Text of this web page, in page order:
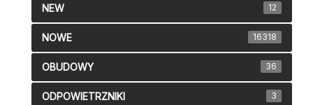
NEW 12
NOWE 16318
OBUDOWY 36
ODPOWIETRZNIKI 3